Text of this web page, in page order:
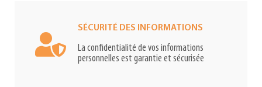
SÉCURITÉ DES INFORMATIONS
La confidentialité de vos informations
personnelles est garantie et sécurisée